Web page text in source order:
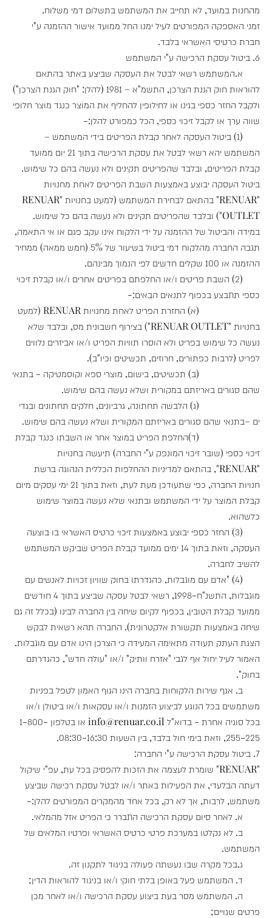
מהחנות במועד, לא תחייב את המשתמש בתשלום דמי משלוח.
זמני האספקה המפורטים לעיל ימנו החל ממועד אישור ההזמנה ע"י
חברת כרטיסי האשראי בלבד.
6. ביטול עסקת הרכישה ע"י המשתמש
א.המשתמש רשאי לבטל את העסקה שביצע באתר בהתאם
להוראות חוק הגנת הצרכן, התשמ"א – 1981 (להלן: "חוק הגנת הצרכן")
ולקבל החזר כספי בגינו או לחילופין להחליף את המוצר כנגד מוצר חלופי
שווה ערך או לקבל זיכוי כספי, הכל כמפורט להלן:-
(1) ביטול העסקה לאחר קבלת הפריטים בידי המשתמש –
המשתמש יהא רשאי לבטל את עסקת הרכישה בתוך 21 יום ממועד
קבלת הפריטים, ובלבד שהפריטים תקינים ולא נעשה בהם כל שימוש.
ביטול העסקה יבוצע באמצעות השבת הפריטים לאחת מחנויות
"RENUAR" בהתאם לבחירת המשתמש (למעט בחנויות "RENUAR
OUTLET") ובלבד שהפריטים תקינים ולא נעשה בהם כל שימוש.
במידה והביטול של ההזמנה על ידי הלקוח אינו עקב פגם או אי התאמה,
תגבה החברה מהלקוח דמי ביטול בשיעור של 5% (חמש ממאה) ממחיר
ההזמנה או 100 שקלים חדשים לפי הנמוך מבינהם.
(2) השבת פריטים ו/או החלפתם בפריטים אחרים ו/או קבלת זיכוי
כספי תתבצע בכפוף לתנאים הבאים:-
(א) החזרת הפריט לאחת מחנויות RENUAR (למעט
בחנויות "RENUAR OUTLET") בצירוף חשבונית מס, ובלבד שלא
נעשה כל שימוש בפריט ולא הוסרו תוויות הפריט ו/או אביזרים נלווים
לפריט (לרבות כפתורים, חרוזים, תכשיטים וכיו"ב).
(ב) תכשיטים, בישום, מוצרי ספא וקוסמטיקה - בתנאי
שהם סגורים באריזתם במקורית ושלא נעשה בהם שימוש.
(ג) הלבשה תחתונה, גרביונים, חלקים תחתונים ובגדי
ים –בתנאי שהם סגורים באריזתם המקורית ושלא נעשה בהם שימוש.
(ד)החלפת הפריט במוצר אחר או השבתו כנגד קבלת
זיכוי כספי (שובר זיכוי המונפק ע"י החברה) תיעשה בחנויות
"RENUAR", בהתאם למדיניות ההחלפות הכללית הנהוגה ברשת
חנויות החברה, כפי שתעודכן מעת לעת, וזאת בתוך 21 ימי עסקים מיום
קבלת המוצר על ידי המשתמש ובתנאי שלא נעשה במוצר שימוש
כלשהוא.
(3) החזר כספי יבוצע באמצעות זיכוי כרטיס האשראי בו בוצעה
העסקה, וזאת בתוך 14 ימים ממועד קבלת הפריט שביקש המשתמש
להשיב לחברה.
(4) "אדם עם מוגבלות, כהגדרתו בחוק שוויון זכויות לאנשים עם
מוגבלות, התשנ"ח-1998, רשאי לבטל עסקה שביצע בתוך 4 חודשים
ממועד קבלת הטובין, בכפוף לקיום שיחה בין החברה לבינו (בכלל זה גם
שיחה באמצעות תקשורת אלקטרונית). החברה תהא רשאית לבקש
הצגת העתק תעודה מתאימה המעידה כי הצרכן הינו אדם עם מוגבלות.
האמור לעיל יחול אף לגבי "אזרח וותיק" ו/או "עולה חדש", כהגדרתם
בחוק".
ב. אגף שירות הלקוחות בחברה הינו הגוף האמון לטפל בפניות
משתמשים בכל הנוגע לביצוע הזמנות ו/או עסקאות ו/או ביטולן ו/או
בכל סוגיה אחרת - בדוא"ל info@renuar.co.il או בטלפון 1-800-
255-225, וזאת בימי חול בלבד, בין השעות 08:30-16:30.
7. ביטול עסקת הרכישה ע"י החברה:
"RENUAR" שומרת לעצמה את הזכות להפסיק בכל עת, עפ"י שיקול
דעתה הבלעדי, את הפעילות באתר ו/או לבטל עסקת רכישה שביצע
משתמש, לרבות, אך לא רק, בכל אחד מהמקרים המפורטים להלן:-
א. לאחר סיום עסקת הרכישה התברר כי הפריט אזל מהמלאי.
ב. לא נקלטו במערכת פרטי כרטיס האשראי ופרטיו המלאים של
המשתמש.
ג.בכל מקרה שבו נעשתה פעולה בניגוד לתקנון זה.
ד. המשתמש פעל באופן בלתי חוקי ו/או בניגוד להוראות הדין;
ה. המשתמש מסר בעת ביצוע עסקת הרכישה ו/או לאחר מכן
פרטים שגויים;